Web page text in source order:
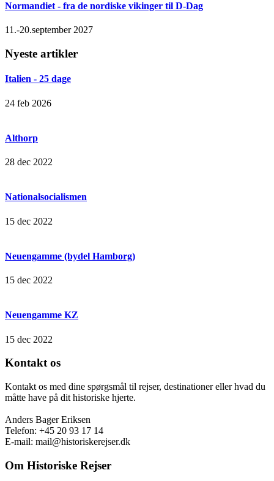
Normandiet - fra de nordiske vikinger til D-Dag
11.-20.september 2027
Nyeste artikler
Italien - 25 dage
24 feb 2026
Althorp
28 dec 2022
Nationalsocialismen
15 dec 2022
Neuengamme (bydel Hamborg)
15 dec 2022
Neuengamme KZ
15 dec 2022
Kontakt os
Kontakt os med dine spørgsmål til rejser, destinationer eller hvad du
måtte have på dit historiske hjerte.
Anders Bager Eriksen
Telefon: +45 20 93 17 14
E-mail: mail@historiskerejser.dk
Om Historiske Rejser